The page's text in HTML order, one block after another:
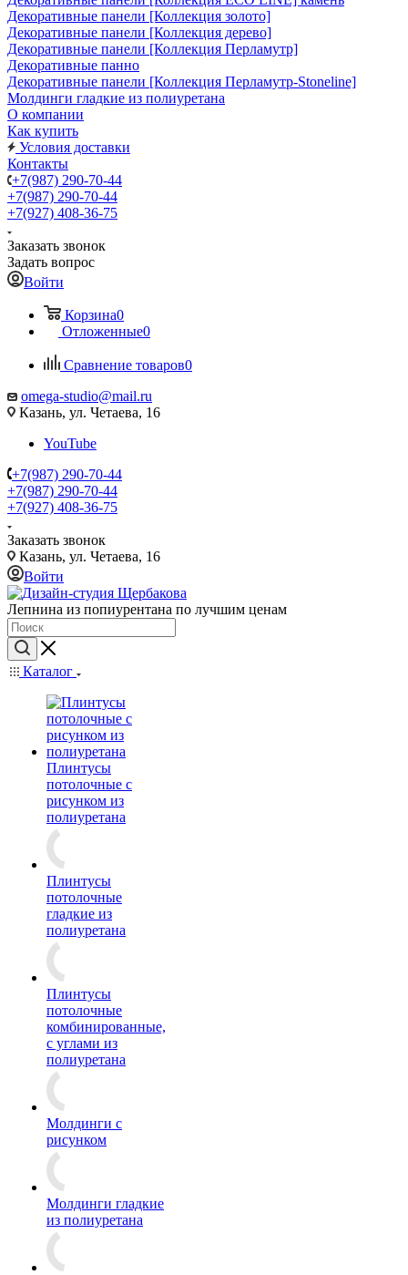
Декоративные панели [Коллекция золото]
Декоративные панели [Коллекция дерево]
Декоративные панели [Коллекция Перламутр]
Декоративные панно
Декоративные панели [Коллекция Перламутр-Stoneline]
Молдинги гладкие из полиуретана
О компании
Как купить
Условия доставки
Контакты
+7(987) 290-70-44
+7(987) 290-70-44
+7(927) 408-36-75
Заказать звонок
Задать вопрос
Войти
Корзина0
Отложенные0
Сравнение товаров0
omega-studio@mail.ru
Казань, ул. Четаева, 16
YouTube
+7(987) 290-70-44
+7(987) 290-70-44
+7(927) 408-36-75
Заказать звонок
Казань, ул. Четаева, 16
Войти
Лепнина из попиурентана по лучшим ценам
Каталог
Плинтусы
потолочные с
рисунком из
полиуретана
Плинтусы
потолочные
гладкие из
полиуретана
Плинтусы
потолочные
комбинированные,
с углами из
полиуретана
Молдинги c
рисунком
Молдинги гладкие
из полиуретана